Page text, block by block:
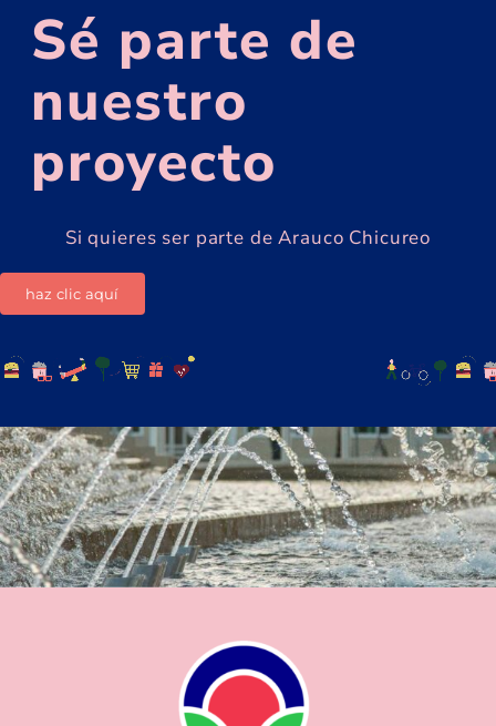
Sé parte de
nuestro
proyecto
Si quieres ser parte de Arauco Chicureo
haz clic aquí